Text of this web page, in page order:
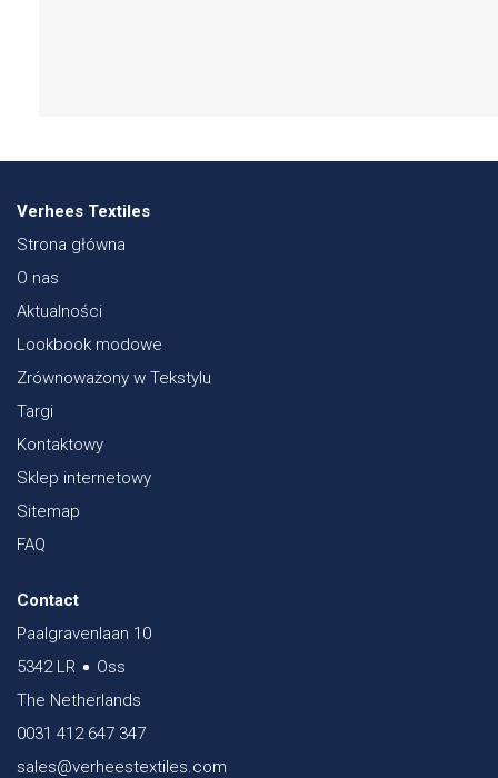
Verhees Textiles
Strona główna
O nas
Aktualności
Lookbook modowe
Zrównoważony w Tekstylu
Targi
Kontaktowy
Sklep internetowy
Sitemap
FAQ
Contact
Paalgravenlaan 10
5342 LR
Oss
The Netherlands
0031 412 647 347
sales@verheestextiles.com